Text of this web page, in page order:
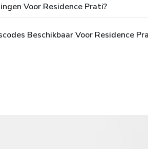
Voor Residence Prati?
Beschikbaar Voor Residence